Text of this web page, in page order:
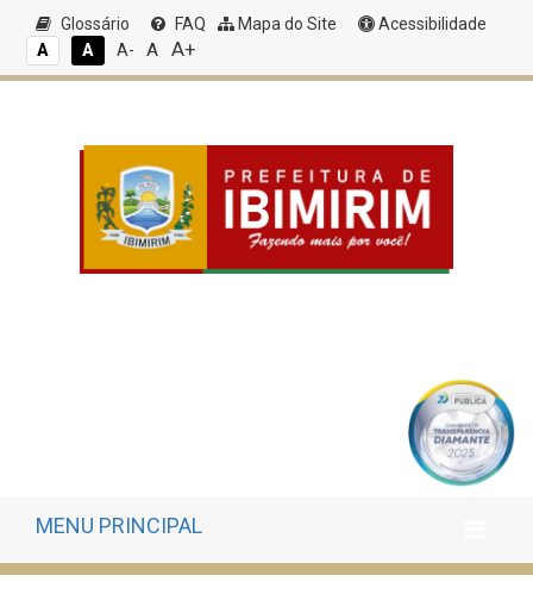
Glossário FAQ Mapa do Site
Acessibilidade
A
A A- A A+
MENU PRINCIPAL